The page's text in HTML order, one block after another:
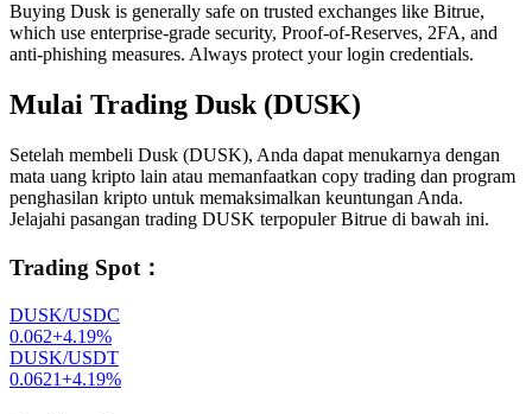
Buying Dusk is generally safe on trusted exchanges like Bitrue,
which use enterprise-grade security, Proof-of-Reserves, 2FA, and
anti-phishing measures. Always protect your login credentials.
Mulai Trading Dusk (DUSK)
Setelah membeli Dusk (DUSK), Anda dapat menukarnya dengan
mata uang kripto lain atau memanfaatkan copy trading dan program
penghasilan kripto untuk memaksimalkan keuntungan Anda.
Jelajahi pasangan trading DUSK terpopuler Bitrue di bawah ini.
Trading Spot ：
DUSK/USDC
0.062+4.19%
DUSK/USDT
0.0621+4.19%